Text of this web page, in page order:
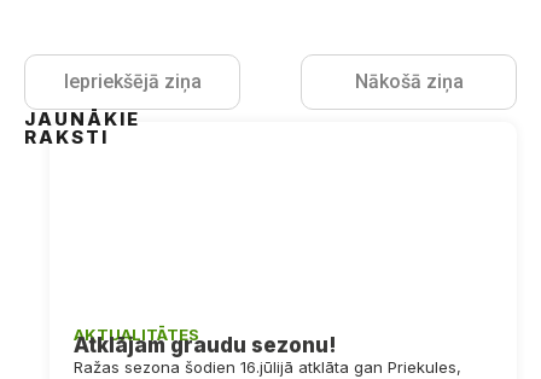
Nākošā ziņa
Iepriekšējā ziņa
JAUNĀKIE
RAKSTI
AKTUALITĀTES
Atklājam graudu sezonu!
Ražas sezona šodien 16.jūlijā atklāta gan Priekules,